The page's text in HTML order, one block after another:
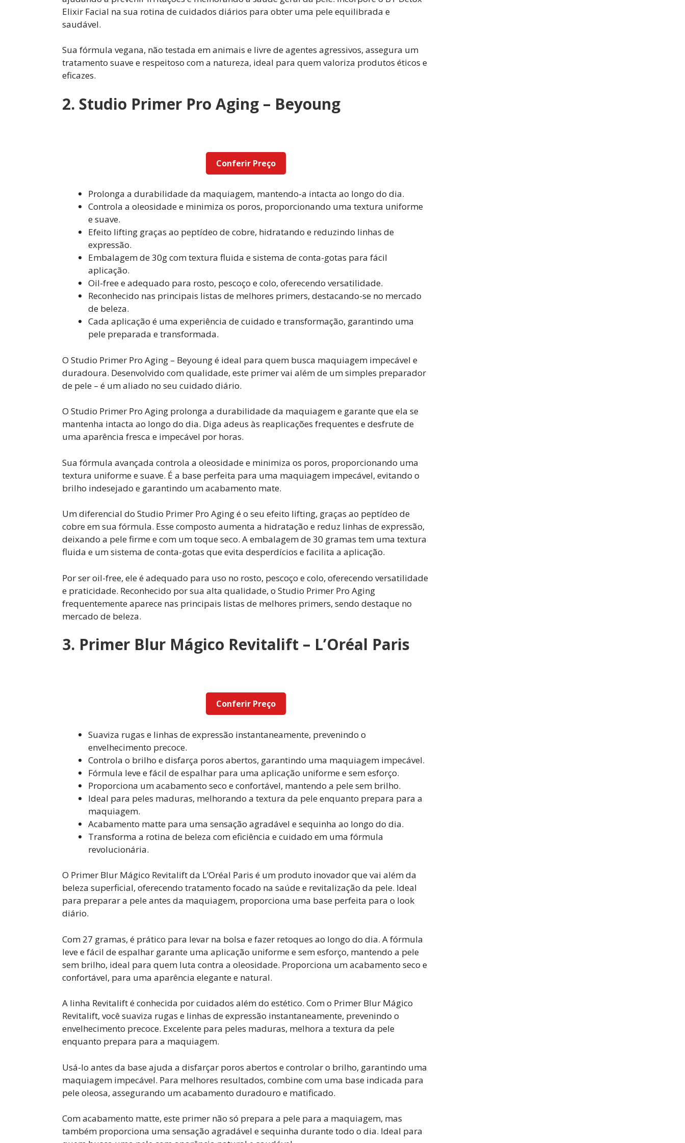
Elixir Facial na sua rotina de cuidados diários para obter uma pele equilibrada e
saudável.
Sua fórmula vegana, não testada em animais e livre de agentes agressivos, assegura um
tratamento suave e respeitoso com a natureza, ideal para quem valoriza produtos éticos e
eficazes.
2. Studio Primer Pro Aging – Beyoung
Conferir Preço
Prolonga a durabilidade da maquiagem, mantendo-a intacta ao longo do dia.
Controla a oleosidade e minimiza os poros, proporcionando uma textura uniforme
e suave.
Efeito lifting graças ao peptídeo de cobre, hidratando e reduzindo linhas de
expressão.
Embalagem de 30g com textura fluida e sistema de conta-gotas para fácil
aplicação.
Oil-free e adequado para rosto, pescoço e colo, oferecendo versatilidade.
Reconhecido nas principais listas de melhores primers, destacando-se no mercado
de beleza.
Cada aplicação é uma experiência de cuidado e transformação, garantindo uma
pele preparada e transformada.
O Studio Primer Pro Aging – Beyoung é ideal para quem busca maquiagem impecável e
duradoura. Desenvolvido com qualidade, este primer vai além de um simples preparador
de pele – é um aliado no seu cuidado diário.
O Studio Primer Pro Aging prolonga a durabilidade da maquiagem e garante que ela se
mantenha intacta ao longo do dia. Diga adeus às reaplicações frequentes e desfrute de
uma aparência fresca e impecável por horas.
Sua fórmula avançada controla a oleosidade e minimiza os poros, proporcionando uma
textura uniforme e suave. É a base perfeita para uma maquiagem impecável, evitando o
brilho indesejado e garantindo um acabamento mate.
Um diferencial do Studio Primer Pro Aging é o seu efeito lifting, graças ao peptídeo de
cobre em sua fórmula. Esse composto aumenta a hidratação e reduz linhas de expressão,
deixando a pele firme e com um toque seco. A embalagem de 30 gramas tem uma textura
fluida e um sistema de conta-gotas que evita desperdícios e facilita a aplicação.
Por ser oil-free, ele é adequado para uso no rosto, pescoço e colo, oferecendo versatilidade
e praticidade. Reconhecido por sua alta qualidade, o Studio Primer Pro Aging
frequentemente aparece nas principais listas de melhores primers, sendo destaque no
mercado de beleza.
3. Primer Blur Mágico Revitalift – L’Oréal Paris
Conferir Preço
Suaviza rugas e linhas de expressão instantaneamente, prevenindo o
envelhecimento precoce.
Controla o brilho e disfarça poros abertos, garantindo uma maquiagem impecável.
Fórmula leve e fácil de espalhar para uma aplicação uniforme e sem esforço.
Proporciona um acabamento seco e confortável, mantendo a pele sem brilho.
Ideal para peles maduras, melhorando a textura da pele enquanto prepara para a
maquiagem.
Acabamento matte para uma sensação agradável e sequinha ao longo do dia.
Transforma a rotina de beleza com eficiência e cuidado em uma fórmula
revolucionária.
O Primer Blur Mágico Revitalift da L’Oréal Paris é um produto inovador que vai além da
beleza superficial, oferecendo tratamento focado na saúde e revitalização da pele. Ideal
para preparar a pele antes da maquiagem, proporciona uma base perfeita para o look
diário.
Com 27 gramas, é prático para levar na bolsa e fazer retoques ao longo do dia. A fórmula
leve e fácil de espalhar garante uma aplicação uniforme e sem esforço, mantendo a pele
sem brilho, ideal para quem luta contra a oleosidade. Proporciona um acabamento seco e
confortável, para uma aparência elegante e natural.
A linha Revitalift é conhecida por cuidados além do estético. Com o Primer Blur Mágico
Revitalift, você suaviza rugas e linhas de expressão instantaneamente, prevenindo o
envelhecimento precoce. Excelente para peles maduras, melhora a textura da pele
enquanto prepara para a maquiagem.
Usá-lo antes da base ajuda a disfarçar poros abertos e controlar o brilho, garantindo uma
maquiagem impecável. Para melhores resultados, combine com uma base indicada para
pele oleosa, assegurando um acabamento duradouro e matificado.
Com acabamento matte, este primer não só prepara a pele para a maquiagem, mas
também proporciona uma sensação agradável e sequinha durante todo o dia. Ideal para